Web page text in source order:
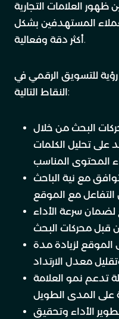
ظهور العلامات التجارية
المستهدفين بشكل
أكثر دقة وفعالية.
للتسويق الرقمي في
النقاط التالية:
البحث من خلال
على تحليل الكلمات
المحتوى المناسب
مع نية الباحث
مع الموقع
لضمان سرعة الأداء
قبل محركات البحث
الموقع لزيادة مدة
معدل الارتداد
تدعم نمو العلامة
على المدى الطويل
الأداء وتحقيق